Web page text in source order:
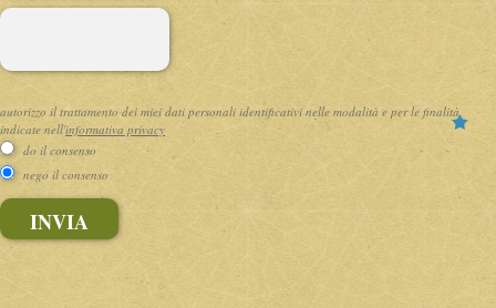
autorizzo il trattamento dei miei dati personali identificativi nelle modalità e per le finalità
indicate nell'informativa privacy
do il consenso
nego il consenso